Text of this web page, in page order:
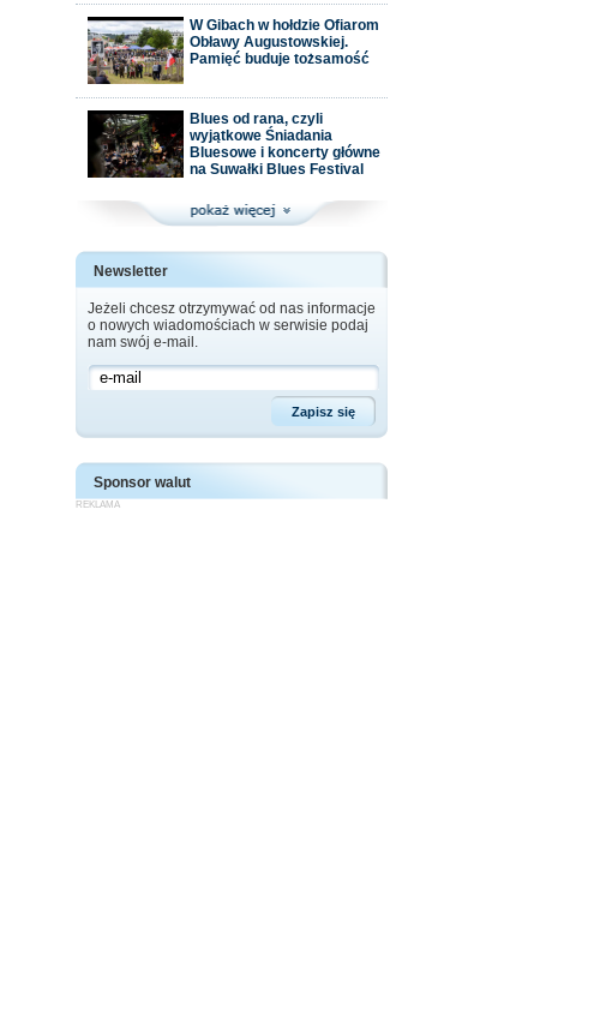
W Gibach w hołdzie Ofiarom
Obławy Augustowskiej.
Pamięć buduje tożsamość
Blues od rana, czyli
wyjątkowe Śniadania
Bluesowe i koncerty główne
na Suwałki Blues Festival
Newsletter
Jeżeli chcesz otrzymywać od nas informacje
o nowych wiadomościach w serwisie podaj
nam swój e-mail.
Sponsor walut